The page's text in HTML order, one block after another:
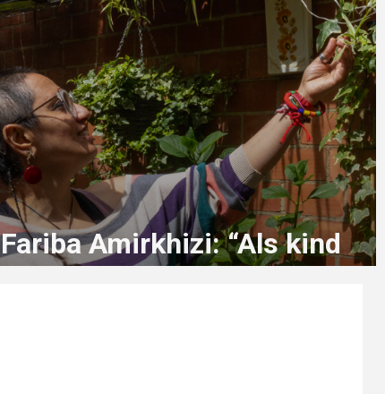
Fariba Amirkhizi: “Als kind